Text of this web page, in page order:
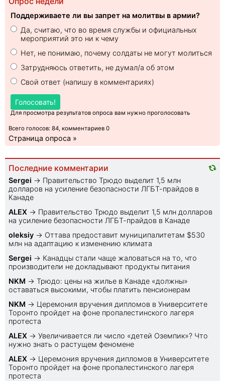
Поддерживаете ли вы запрет на молитвы в армии?
Да, считаю, что во время службы и официальных
мероприятий это ни к чему
Нет, не понимаю, почему солдаты не могут молиться
Затрудняюсь ответить, не думал/а об этом
Свой ответ (напишу в комментариях)
Голосовать!
Для просмотра результатов опроса вам нужно проголосовать
Всего голосов: 84, комментариев 0
Страница опроса »
Последние комментарии
Sеrgei → Правительство Трюдо выделит 1,5 млн
долларов на усиление безопасности ЛГБТ-прайдов в
Канаде
ALEX → Правительство Трюдо выделит 1,5 млн долларов
на усиление безопасности ЛГБТ-прайдов в Канаде
oleksiy → Оттава предоставит муниципалитетам $530
млн на адаптацию к изменению климата
Sеrgei → Канадцы стали чаще жаловаться на то, что
производители не докладывают продукты питания
NKM → Трюдо: цены на жилье в Канаде «должны»
оставаться высокими, чтобы платить пенсионерам
NKM → Церемония вручения дипломов в Университете
Торонто пройдет на фоне пропалестинского лагеря
протеста
ALEX → Увеличивается ли число «детей Оземпик»? Что
нужно знать о растущем феномене
ALEX → Церемония вручения дипломов в Университете
Торонто пройдет на фоне пропалестинского лагеря
протеста